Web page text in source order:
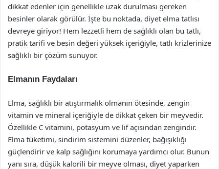
dikkat edenler için genellikle uzak durulması gereken
besinler olarak görülür. İşte bu noktada, diyet elma tatlısı
devreye giriyor! Hem lezzetli hem de sağlıklı olan bu tatlı,
pratik tarifi ve besin değeri yüksek içeriğiyle, tatlı krizlerinize
sağlıklı bir çözüm sunuyor.
Elmanın Faydaları
Elma, sağlıklı bir atıştırmalık olmanın ötesinde, zengin
vitamin ve mineral içeriğiyle de dikkat çeken bir meyvedir.
Özellikle C vitamini, potasyum ve lif açısından zengindir.
Elma tüketimi, sindirim sistemini düzenler, bağışıklığı
güçlendirir ve kalp sağlığını korumaya yardımcı olur. Bunun
yanı sıra, düşük kalorili bir meyve olması, diyet yaparken